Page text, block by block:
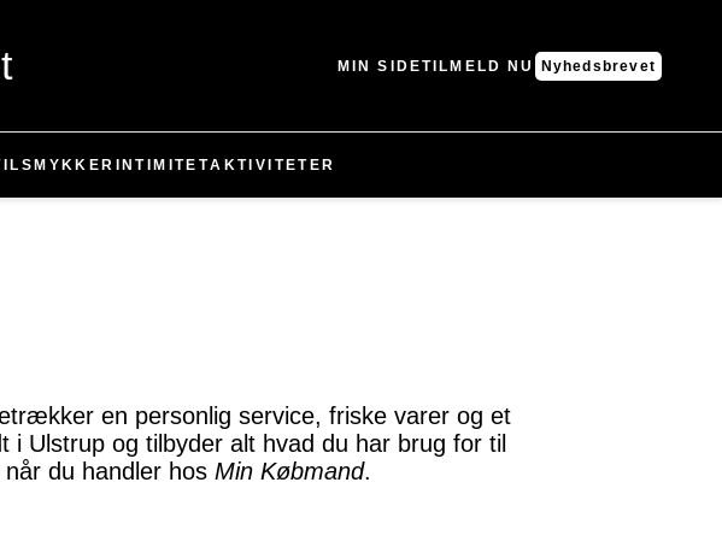
MIN SIDETILMELD NU Nyhedsbrevet
SMYKKER INTIMITETAKTIVITETER
en personlig service, friske varer og et
Ulstrup og tilbyder alt hvad du har brug for til
du handler hos Min Købmand.